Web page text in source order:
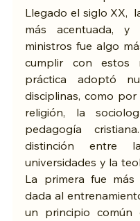
Llegado el siglo XX,
más acentuada,
ministros fue algo
cumplir con estos
práctica adoptó
disciplinas, como
religión, la
pedagogía
distinción entre
universidades y la
La primera fue
dada al
un principio